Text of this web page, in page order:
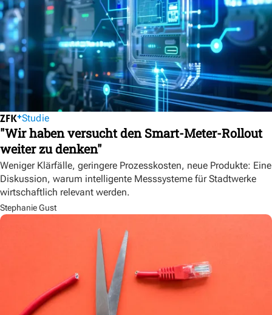
Studie
"Wir haben versucht den Smart-Meter-Rollout
weiter zu denken"
Weniger Klärfälle, geringere Prozesskosten, neue Produkte: Eine
Diskussion, warum intelligente Messsysteme für Stadtwerke
wirtschaftlich relevant werden.
Stephanie Gust